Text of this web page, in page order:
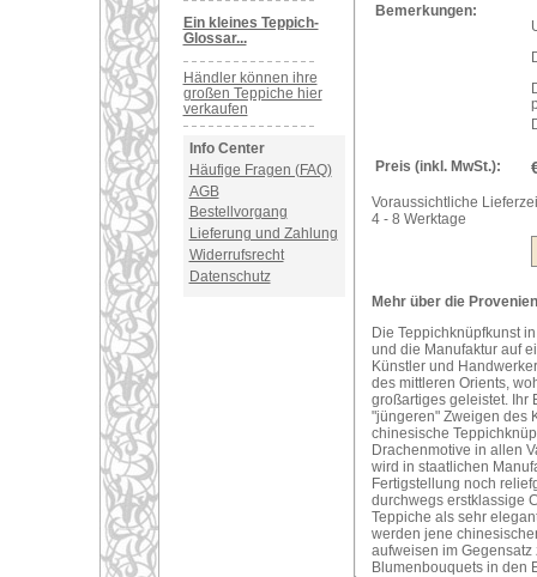
Ein kleines Teppich-
Glossar...
Händler können ihre
großen Teppiche hier
verkaufen
Info Center
Häufige Fragen (FAQ)
AGB
Bestellvorgang
Lieferung und Zahlung
Widerrufsrecht
Datenschutz
Bemerkungen:
Preis (inkl. MwSt.):
Voraussichtliche
4 - 8 Werktage
Mehr über die
Die Teppichknüpfkunst
und die Manufaktur auf
Künstler und
des mittleren Orients,
großartiges geleistet. Ihr
"jüngeren" Zweigen des
chinesische
Drachenmotive in allen
wird in staatlichen
Fertigstellung noch
durchwegs erstklassige
Teppiche als sehr
werden jene
aufweisen im
Blumenbouquets in den